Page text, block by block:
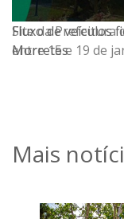
Site da Prefeitura
entre 15 e 19 de
Fluxo de veículos
Morretes
Mais